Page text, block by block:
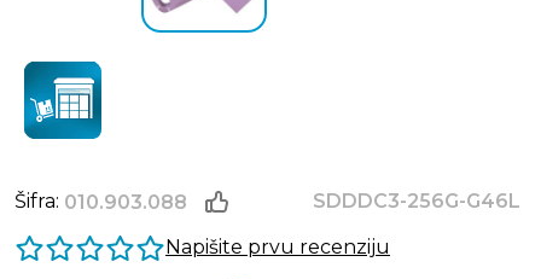
Šifra: 010.903.088
SDDDC3-256G-G46L
Napišite prvu recenziju